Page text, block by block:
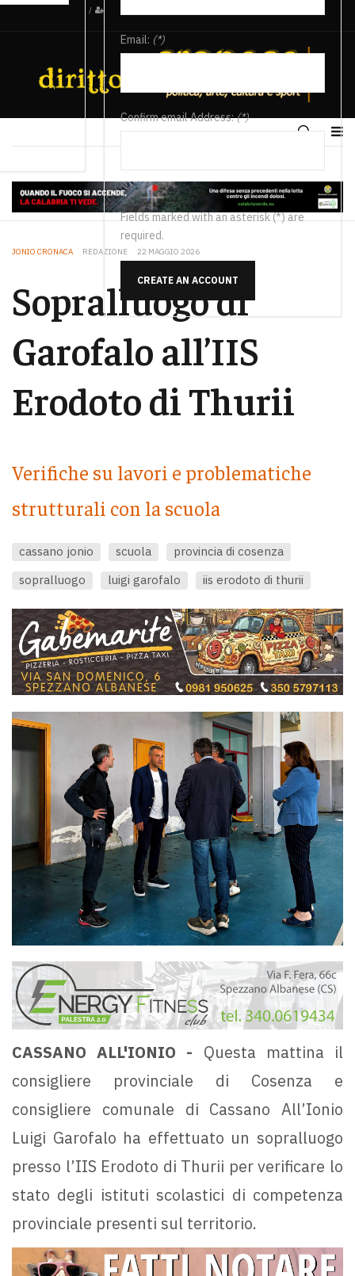
/
Email: (*)
Confirm email Address:(*)
Fields marked with an asterisk (*) are
required.
CREATE AN ACCOUNT
JONIO CRONACA REDAZIONE 22 MAGGIO 2026
Sopralluogo di
Garofalo all’IIS
Erodoto di Thurii
Verifiche su lavori e problematiche
strutturali con la scuola
cassano jonio scuola
provincia di cosenza
sopralluogo
luigi garofalo iis erodoto di thurii
CASSANO ALL'IONIO - Questa mattina il
consigliere provinciale di Cosenza e
consigliere comunale di Cassano All’Ionio
Luigi Garofalo ha effettuato un sopralluogo
presso l’IIS Erodoto di Thurii per verificare lo
stato degli istituti scolastici di competenza
provinciale presenti sul territorio.